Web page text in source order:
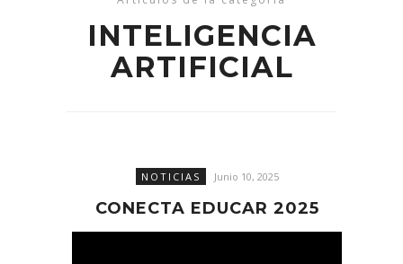
INTELIGENCIA
ARTIFICIAL
NOTICIAS Junio 10, 2025
CONECTA EDUCAR 2025